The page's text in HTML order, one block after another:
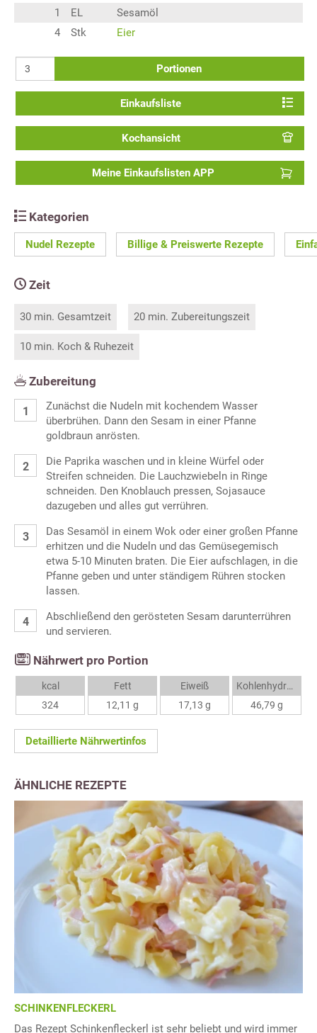
1
EL
Sesamöl
4
Stk Eier
Portionen
Einkaufsliste
Kochansicht
Meine Einkaufslisten APP
Kategorien
Nudel Rezepte Billige & Preiswerte Rezepte
Zeit
30 min. Gesamtzeit 20 min. Zubereitungszeit
10 min. Koch & Ruhezeit
Zubereitung
Zunächst die Nudeln mit kochendem Wasser
überbrühen. Dann den Sesam in einer Pfanne
goldbraun anrösten.
Die Paprika waschen und in kleine Würfel oder
Streifen schneiden. Die Lauchzwiebeln in Ringe
schneiden. Den Knoblauch pressen, Sojasauce
dazugeben und alles gut verrühren.
Das Sesamöl in einem Wok oder einer großen Pfanne
erhitzen und die Nudeln und das Gemüsegemisch
etwa 5-10 Minuten braten. Die Eier aufschlagen, in die
Pfanne geben und unter ständigem Rühren stocken
lassen.
Abschließend den gerösteten Sesam darunterrühren
und servieren.
Nährwert pro Portion
kcal
324
Fett
12,11 g
Eiweiß
17,13 g
Kohlenhydrate
46,79 g
Detaillierte Nährwertinfos
ÄHNLICHE REZEPTE
SCHINKENFLECKERL
Das Rezept Schinkenfleckerl ist sehr beliebt und wird immer